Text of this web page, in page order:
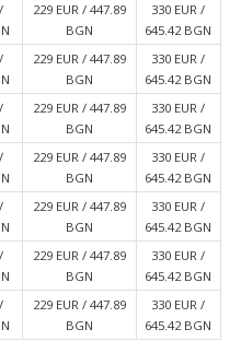
229 EUR ∕ 447.89
BGN
330 EUR ∕
645.42 BGN
229 EUR ∕ 447.89
BGN
330 EUR ∕
645.42 BGN
229 EUR ∕ 447.89
BGN
330 EUR ∕
645.42 BGN
229 EUR ∕ 447.89
BGN
330 EUR ∕
645.42 BGN
229 EUR ∕ 447.89
BGN
330 EUR ∕
645.42 BGN
229 EUR ∕ 447.89
BGN
330 EUR ∕
645.42 BGN
229 EUR ∕ 447.89
BGN
330 EUR ∕
645.42 BGN